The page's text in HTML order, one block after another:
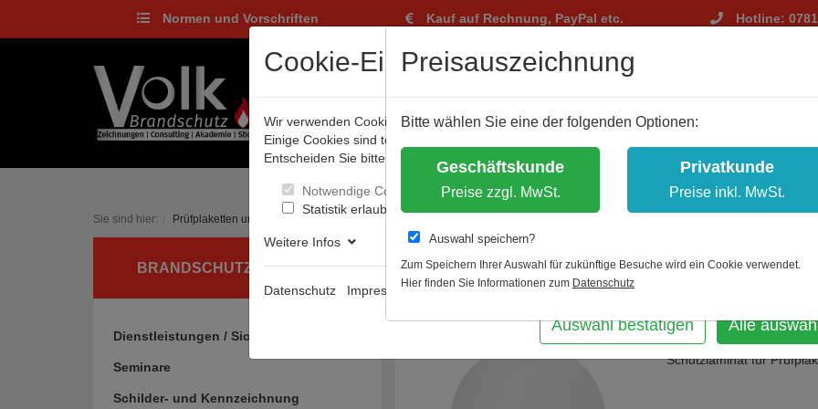
Normen und Vorschriften Kauf auf Rechnung, PayPal etc. Hotline:
Sie sind hier: Prüfplaketten und Qualitätskennzeichen
BRANDSCHUTZ UND MEHR
Dienstleistungen / Sicherheitsgrafiken
Seminare
Schilder- und Kennzeichnung
Zur Übersicht Artikel zurück
Schutzlaminat
Schutzlaminat für
Cookie-Einstellungen
Wir verwenden Cookies, um Ihnen ein optimales Einkaufserlebnis zu bieten.
Einige Cookies sind technisch notwendig, andere dienen zu anonymen Statistikzwecken.
Entscheiden Sie bitte selbst, welche Cookies Sie akzeptieren.
Notwendige Cookies erlauben
Statistik erlauben
Weitere Infos
Datenschutz Impressum
Auswahl bestätigen Alle
Preisauszeichnung
Bitte wählen Sie eine der folgenden Optionen:
Geschäftskunde
Preise zzgl. MwSt.
Privatkunde
Preise inkl. MwSt.
Auswahl speichern?
Zum Speichern Ihrer Auswahl für zukünftige Besuche wird ein Cookie verwendet.
Hier finden Sie Informationen zum Datenschutz